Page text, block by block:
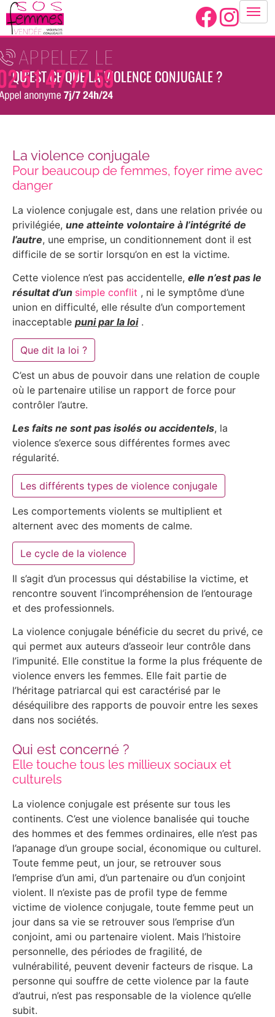
QU’EST CE QUE LA VIOLENCE CONJUGALE ?
La violence conjugale
Pour beaucoup de femmes, foyer rime avec
danger
La violence conjugale est, dans une relation privée ou
privilégiée, une atteinte volontaire à l’intégrité de
l’autre, une emprise, un conditionnement dont il est
difficile de se sortir lorsqu’on en est la victime.
Cette violence n’est pas accidentelle, elle n’est pas le
résultat d’un simple conflit , ni le symptôme d’une
union en difficulté, elle résulte d’un comportement
inacceptable puni par la loi.
Que dit la loi ?
C’est un abus de pouvoir dans une relation de couple
où le partenaire utilise un rapport de force pour
contrôler l’autre.
Les faits ne sont pas isolés ou accidentels, la
violence s’exerce sous différentes formes avec
régularité.
Les différents types de violence conjugale
Les comportements violents se multiplient et
alternent avec des moments de calme.
Le cycle de la violence
Il s’agit d’un processus qui déstabilise la victime, et
rencontre souvent l’incompréhension de l’entourage
et des professionnels.
La violence conjugale bénéficie du secret du privé, ce
qui permet aux auteurs d’asseoir leur contrôle dans
l’impunité. Elle constitue la forme la plus fréquente de
violence envers les femmes. Elle fait partie de
l’héritage patriarcal qui est caractérisé par le
déséquilibre des rapports de pouvoir entre les sexes
dans nos sociétés.
Qui est concerné ?
Elle touche tous les millieux sociaux et
culturels
La violence conjugale est présente sur tous les
continents. C’est une violence banalisée qui touche
des hommes et des femmes ordinaires, elle n’est pas
l’apanage d’un groupe social, économique ou culturel.
Toute femme peut, un jour, se retrouver sous
l’emprise d’un ami, d’un partenaire ou d’un conjoint
violent. Il n’existe pas de profil type de femme
victime de violence conjugale, toute femme peut un
jour dans sa vie se retrouver sous l’emprise d’un
conjoint, ami ou partenaire violent. Mais l’histoire
personnelle, des périodes de fragilité, de
vulnérabilité, peuvent devenir facteurs de risque. La
personne qui souffre de cette violence par la faute
d’autrui, n’est pas responsable de la violence qu’elle
subit.
Panneau de gestion des cookies